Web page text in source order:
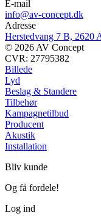
E-mail
info@av-concept.dk
Adresse
Herstedvang 7 B, 2620
© 2026 AV Concept
CVR: 27795382
Billede
Lyd
Beslag & Standere
Tilbehør
Kampagnetilbud
Producent
Akustik
Installation
Bliv kunde
Og få fordele!
Log ind